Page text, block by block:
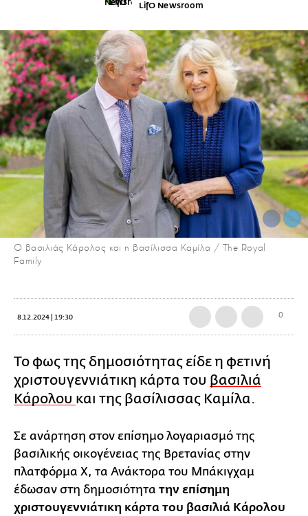
LifO Newsroom
Ο βασιλιάς Κάρολος και η βασίλισσα Καμίλα / The Royal
Family
8.12.2024 | 19:30 0
Το φως της δημοσιότητας είδε η φετινή
χριστουγεννιάτικη κάρτα του βασιλιά
Κάρολου και της βασίλισσας Καμίλα.
Σε ανάρτηση στον επίσημο λογαριασμό της
βασιλικής οικογένειας της Βρετανίας στην
πλατφόρμα Χ, τα Ανάκτορα του Μπάκιγχαμ
έδωσαν στη δημοσιότητα την επίσημη
χριστουγεννιάτικη κάρτα του βασιλιά Κάρολου